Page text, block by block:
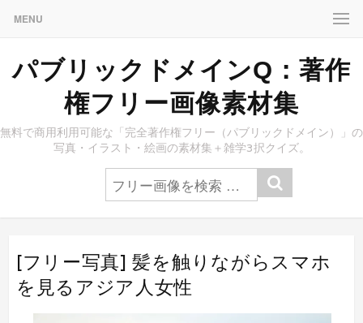
MENU
パブリックドメインQ：著作
権フリー画像素材集
無料で商用利用可能な「完全著作権フリー（パブリックドメイン）」の
写真・イラスト・絵画の素材集＋雑学3択クイズ。
[フリー写真] 髪を触りながらスマホ
を見るアジア人女性